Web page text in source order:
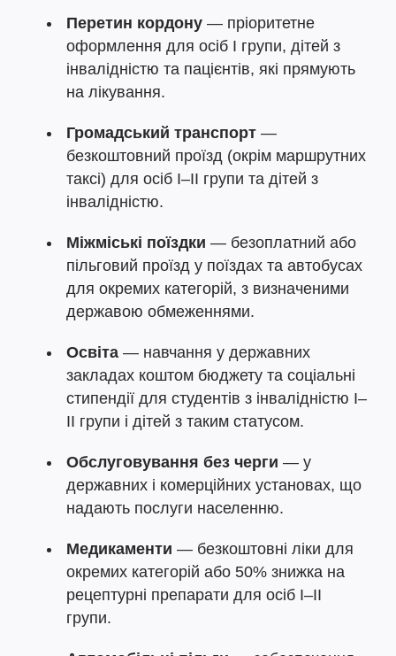
Перетин кордону — пріоритетне
оформлення для осіб I групи, дітей з
інвалідністю та пацієнтів, які прямують
на лікування.
Громадський транспорт —
безкоштовний проїзд (окрім маршрутних
таксі) для осіб I–II групи та дітей з
інвалідністю.
Міжміські поїздки — безоплатний або
пільговий проїзд у поїздах та автобусах
для окремих категорій, з визначеними
державою обмеженнями.
Освіта — навчання у державних
закладах коштом бюджету та соціальні
стипендії для студентів з інвалідністю I–
II групи і дітей з таким статусом.
Обслуговування без черги — у
державних і комерційних установах, що
надають послуги населенню.
Медикаменти — безкоштовні ліки для
окремих категорій або 50% знижка на
рецептурні препарати для осіб I–II
групи.